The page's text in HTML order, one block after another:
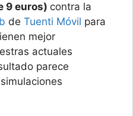
9 euros) contra la
de Tuenti Móvil para
mejor
actuales
parece